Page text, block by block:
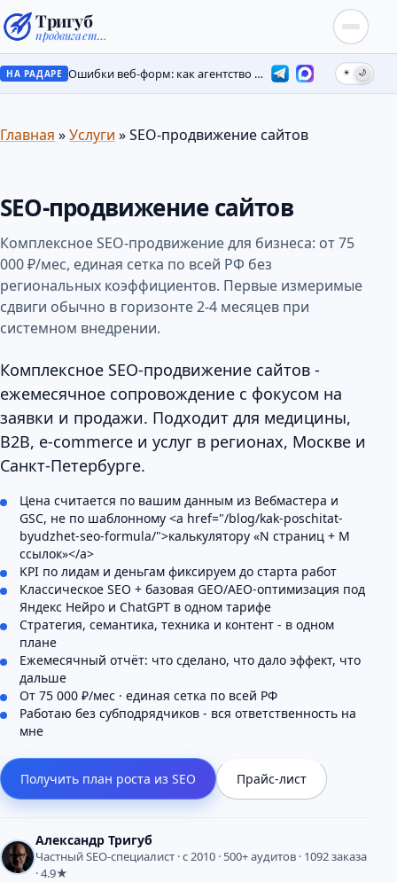
Тригуб
продвигает…
НА РАДАРЕ Ошибки веб-форм: как агентство потеряло лиды на месяцы ☀ 🌙
Главная »Услуги »SEO-продвижение сайтов
SEO-продвижение сайтов
Комплексное SEO-продвижение для бизнеса: от 75
000 ₽/мес, единая сетка по всей РФ без
региональных коэффициентов. Первые измеримые
сдвиги обычно в горизонте 2-4 месяцев при
системном внедрении.
Комплексное SEO-продвижение сайтов -
ежемесячное сопровождение с фокусом на
заявки и продажи. Подходит для медицины,
B2B, e-commerce и услуг в регионах, Москве и
Санкт-Петербурге.
Цена считается по вашим данным из Вебмастера и
GSC, не по шаблонному <a href="/blog/kak-poschitat-
byudzhet-seo-formula/">калькулятору «N страниц + M
ссылок»</a>
KPI по лидам и деньгам фиксируем до старта работ
Классическое SEO + базовая GEO/AEO-оптимизация под
Яндекс Нейро и ChatGPT в одном тарифе
Стратегия, семантика, техника и контент - в одном
плане
Ежемесячный отчёт: что сделано, что дало эффект, что
дальше
От 75 000 ₽/мес · единая сетка по всей РФ
Работаю без субподрядчиков - вся ответственность на
мне
Получить план роста из SEO Прайс-лист
Александр Тригуб
Частный SEO-специалист · с 2010 · 500+ аудитов · 1092 заказа
· 4.9★